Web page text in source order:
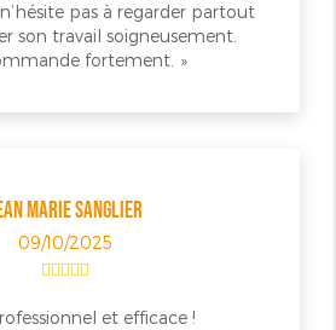
pas à regarder partout
son travail soigneusement.
fortement.
MARIE SANGLIER
09/10/2025
et efficace !